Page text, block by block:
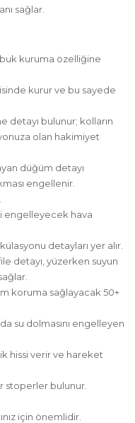
sağlar.
kuruma özelliğine
kurur ve bu sayede
detayı bulunur; kolların
olan hakimiyet
düğüm detayı
engellenir.
engelleyecek hava
detayları yer alır.
detayı, yüzerken suyun
koruma sağlayacak 50+
su dolmasını engelleyen
hissi verir ve hareket
stoperler bulunur.
için önemlidir.